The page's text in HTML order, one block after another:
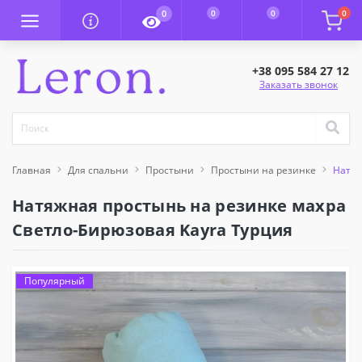
0 0 0 0
+38 095 584 27 12
Заказать звонок
Главная Для спальни Простыни Простыни на резинке
Натяжная простынь на резинке махра
Светло-Бирюзовая Kayra Турция
Популярный